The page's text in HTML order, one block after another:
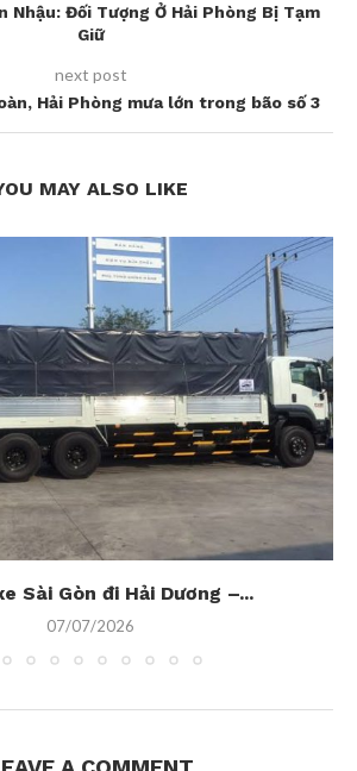
Nhậu: Đối Tượng Ở Hải Phòng Bị Tạm
Giữ
next post
Hải Phòng mưa lớn trong bão số 3
MAY ALSO LIKE
Sài Gòn đi Hải Dương –...
07/07/2026